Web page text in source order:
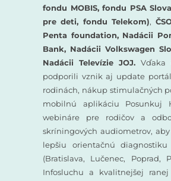
fondu MOBIS, fondu PSA
pre deti, fondu Telekom),
Penta foundation, Nadácii
Bank, Nadácii Volkswagen
Nadácii Televízie JOJ.Vďaka
podporili vznik aj update
rodinách, nákup stimulačných
mobilnú aplikáciu Posunkuj
webináre pre rodičov a
skríningových audiometrov,
lepšiu orientačnú
(Bratislava, Lučenec,
Infosluchu a kvalitnejšej